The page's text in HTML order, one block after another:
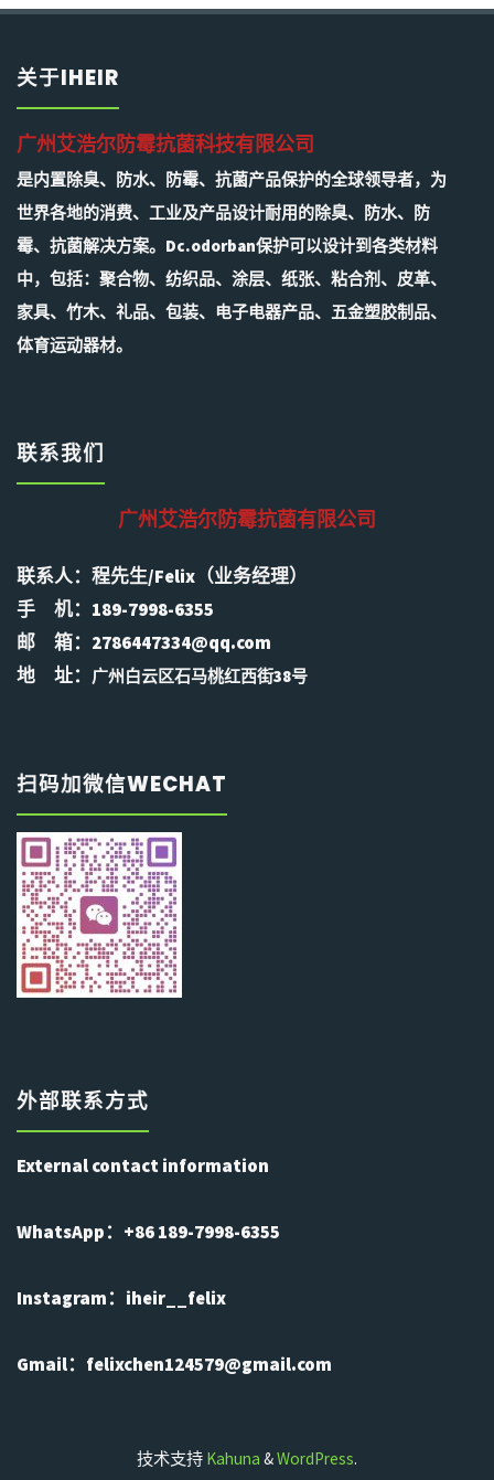
关于IHEIR
广州艾浩尔防霉抗菌科技有限公司
是内置除臭、防水、防霉、抗菌产品保护的全球领导者，为
世界各地的消费、工业及产品设计耐用的除臭、防水、防
霉、抗菌解决方案。Dc.odorban保护可以设计到各类材料
中，包括：聚合物、纺织品、涂层、纸张、粘合剂、皮革、
家具、竹木、礼品、包装、电子电器产品、五金塑胶制品、
体育运动器材。
联系我们
广州艾浩尔防霉抗菌有限公司
联系人：程先生/Felix（业务经理）
手 机：189-7998-6355
邮 箱：2786447334@qq.com
地 址：
广州白云区石马桃红西街38号
扫码加微信WECHAT
外部联系方式
External contact information
WhatsApp：+86 189-7998-6355
Instagram：iheir__felix
Gmail：felixchen124579@gmail.com
技术支持 Kahuna &WordPress.